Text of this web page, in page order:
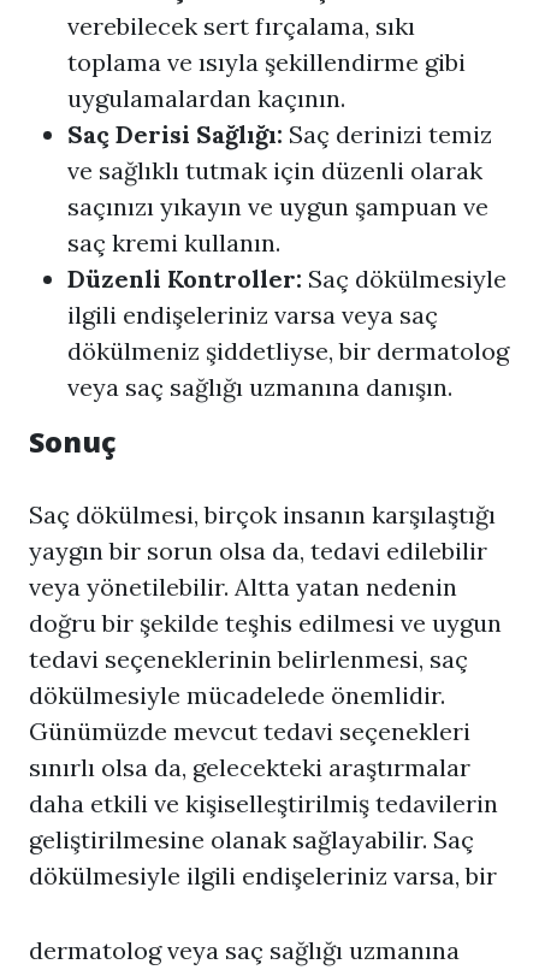
verebilecek sert fırçalama, sıkı
toplama ve ısıyla şekillendirme gibi
uygulamalardan kaçının.
Saç Derisi Sağlığı: Saç derinizi temiz
ve sağlıklı tutmak için düzenli olarak
saçınızı yıkayın ve uygun şampuan ve
saç kremi kullanın.
Düzenli Kontroller: Saç dökülmesiyle
ilgili endişeleriniz varsa veya saç
dökülmeniz şiddetliyse, bir dermatolog
veya saç sağlığı uzmanına danışın.
Sonuç
Saç dökülmesi, birçok insanın karşılaştığı
yaygın bir sorun olsa da, tedavi edilebilir
veya yönetilebilir. Altta yatan nedenin
doğru bir şekilde teşhis edilmesi ve uygun
tedavi seçeneklerinin belirlenmesi, saç
dökülmesiyle mücadelede önemlidir.
Günümüzde mevcut tedavi seçenekleri
sınırlı olsa da, gelecekteki araştırmalar
daha etkili ve kişiselleştirilmiş tedavilerin
geliştirilmesine olanak sağlayabilir. Saç
dökülmesiyle ilgili endişeleriniz varsa, bir
dermatolog veya saç sağlığı uzmanına